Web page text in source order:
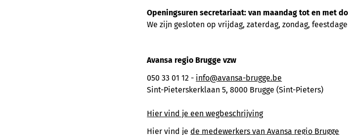
Openingsuren secretariaat: van maandag tot en met
We zijn gesloten op vrijdag, zaterdag, zondag,
Avansa regio Brugge vzw
050 33 01 12 - info@avansa-brugge.be
Sint-Pieterskerklaan 5, 8000 Brugge (Sint-Pieters)
Hier vind je een wegbeschrijving
Hier vind je de medewerkers van Avansa regio Brugge